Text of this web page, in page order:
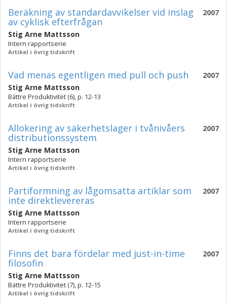
2007
Beräkning av standardavvikelser vid inslag
av cyklisk efterfrågan
Stig Arne Mattsson
Intern rapportserie
Artikel i övrig tidskrift
2007
Vad menas egentligen med pull och push
Stig Arne Mattsson
Bättre Produktivitet (6), p. 12-13
Artikel i övrig tidskrift
2007
Allokering av säkerhetslager i tvånivåers
distributionssystem
Stig Arne Mattsson
Intern rapportserie
Artikel i övrig tidskrift
2007
Partiformning av lågomsatta artiklar som
inte direktlevereras
Stig Arne Mattsson
Intern rapportserie
Artikel i övrig tidskrift
2007
Finns det bara fördelar med just-in-time
filosofin
Stig Arne Mattsson
Bättre Produktivitet (7), p. 12-15
Artikel i övrig tidskrift